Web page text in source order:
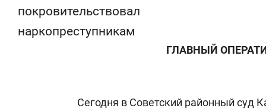
покровительствовал
наркопреступникам
ГЛАВНЫЙ
Сегодня в Советский районный суд